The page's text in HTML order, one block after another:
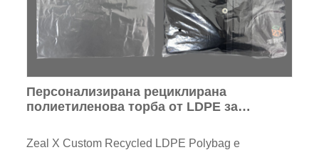
Персонализирана рециклирана
полиетиленова торба от LDPE за
Zeal X Custom Recycled LDPE Polybag е